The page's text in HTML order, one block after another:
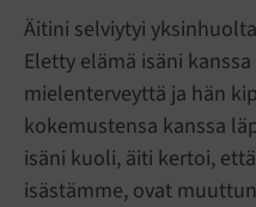
Äitini selviytyi
Eletty elämä isäni
mielenterveyttä ja hän
kokemustensa kanssa
isäni kuoli, äiti kertoi,
isästämme, ovat